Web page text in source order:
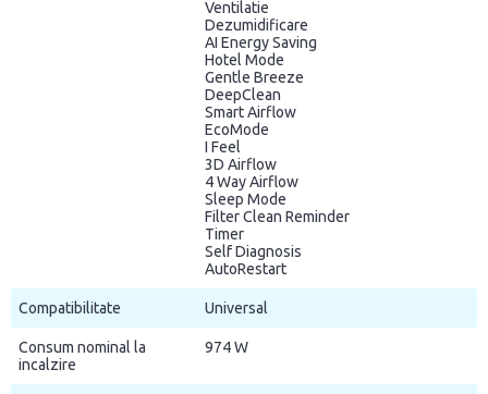
Ventilatie
Dezumidificare
AI Energy Saving
Hotel Mode
Gentle Breeze
DeepClean
Smart Airflow
EcoMode
I Feel
3D Airflow
4 Way Airflow
Sleep Mode
Filter Clean Reminder
Timer
Self Diagnosis
AutoRestart
Compatibilitate Universal
Consum nominal la
incalzire
974 W